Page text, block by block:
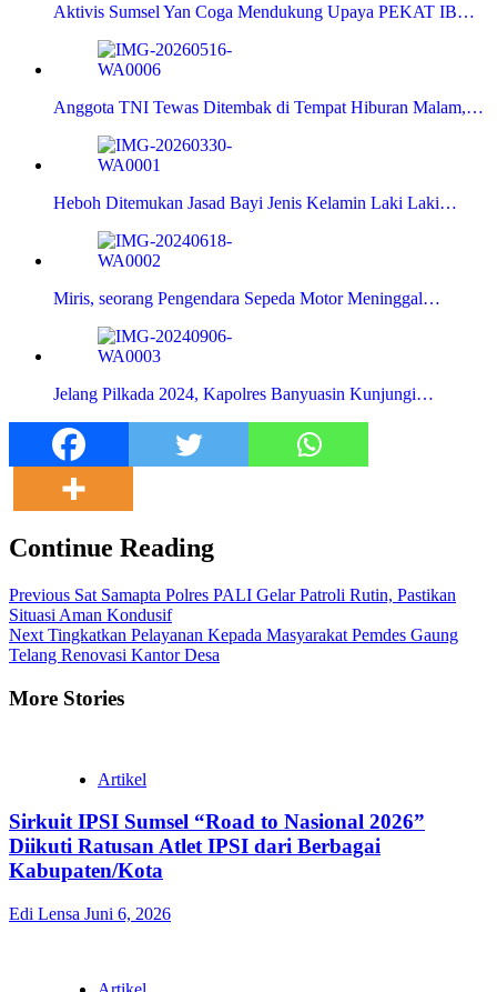
Aktivis Sumsel Yan Coga Mendukung Upaya PEKAT IB…
Anggota TNI Tewas Ditembak di Tempat Hiburan Malam,…
Heboh Ditemukan Jasad Bayi Jenis Kelamin Laki Laki…
Miris, seorang Pengendara Sepeda Motor Meninggal…
Jelang Pilkada 2024, Kapolres Banyuasin Kunjungi…
Continue Reading
Previous Sat Samapta Polres PALI Gelar Patroli Rutin, Pastikan
Situasi Aman Kondusif
Next Tingkatkan Pelayanan Kepada Masyarakat Pemdes Gaung
Telang Renovasi Kantor Desa
More Stories
Artikel
Sirkuit IPSI Sumsel “Road to Nasional 2026”
Diikuti Ratusan Atlet IPSI dari Berbagai
Kabupaten/Kota
Edi Lensa Juni 6, 2026